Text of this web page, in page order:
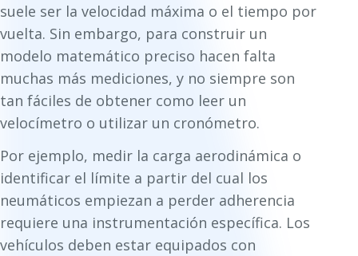
suele ser la velocidad máxima o el tiempo por
vuelta. Sin embargo, para construir un
modelo matemático preciso hacen falta
muchas más mediciones, y no siempre son
tan fáciles de obtener como leer un
velocímetro o utilizar un cronómetro.
Por ejemplo, medir la carga aerodinámica o
identificar el límite a partir del cual los
neumáticos empiezan a perder adherencia
requiere una instrumentación específica. Los
vehículos deben estar equipados con